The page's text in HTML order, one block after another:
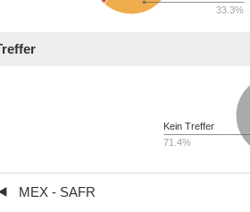
33.3%
Kein Treffer
71.4%
MEX - SAFR